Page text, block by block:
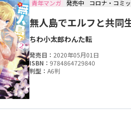
青年マンガ 発売中 コロナ・コミ
無人島でエルフと共同
ちわ小太郎わんた転
発売日： 2020年05月01日
ISBN： 9784864729840
判型： A6判